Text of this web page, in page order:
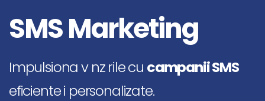
SMS Marketing
Impulsiona v nz rile cu campanii SMS
eficiente i personalizate.